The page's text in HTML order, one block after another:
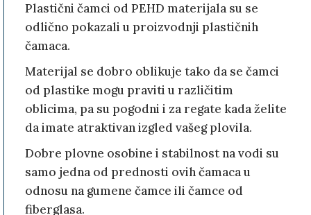
Plastični čamci od PEHD materijala su se
odlično pokazali u proizvodnji plastičnih
čamaca.
Materijal se dobro oblikuje tako da se čamci
od plastike mogu praviti u različitim
oblicima, pa su pogodni i za regate kada želite
da imate atraktivan izgled vašeg plovila.
Dobre plovne osobine i stabilnost na vodi su
samo jedna od prednosti ovih čamaca u
odnosu na gumene čamce ili čamce od
fiberglasa.